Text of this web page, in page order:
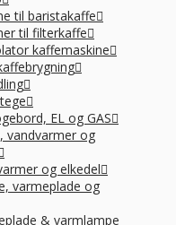
til baristakaffe
til filterkaffe
kaffemaskine
EL og GAS
vandvarmer og
og elkedel
varmeplade og
& varmlampe